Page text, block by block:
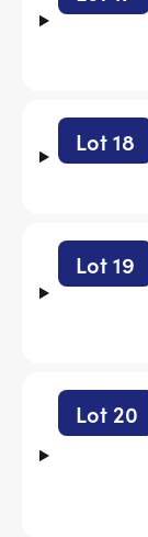
Lot 18
Lot 19
Lot 20